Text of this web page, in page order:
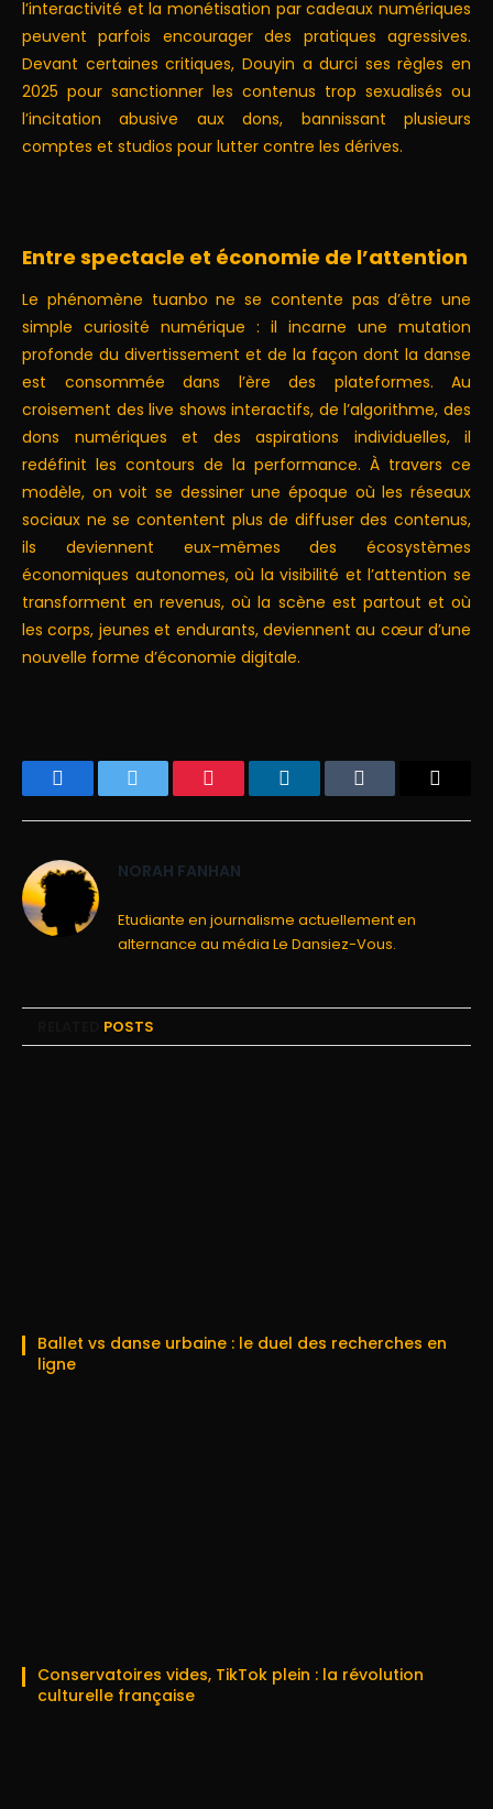
l’interactivité et la monétisation par cadeaux numériques
peuvent parfois encourager des pratiques agressives.
Devant certaines critiques, Douyin a durci ses règles en
2025 pour sanctionner les contenus trop sexualisés ou
l’incitation abusive aux dons, bannissant plusieurs
comptes et studios pour lutter contre les dérives.
Entre spectacle et économie de l’attention
Le phénomène tuanbo ne se contente pas d’être une
simple curiosité numérique : il incarne une mutation
profonde du divertissement et de la façon dont la danse
est consommée dans l’ère des plateformes. Au
croisement des live shows interactifs, de l’algorithme, des
dons numériques et des aspirations individuelles, il
redéfinit les contours de la performance. À travers ce
modèle, on voit se dessiner une époque où les réseaux
sociaux ne se contentent plus de diffuser des contenus,
ils deviennent eux-mêmes des écosystèmes
économiques autonomes, où la visibilité et l’attention se
transforment en revenus, où la scène est partout et où
les corps, jeunes et endurants, deviennent au cœur d’une
nouvelle forme d’économie digitale.
FacebookTwitter Pinterest LinkedInTumblr
NORAH FANHAN
Etudiante en journalisme actuellement en
alternance au média Le Dansiez-Vous.
POSTS
Ballet vs danse urbaine : le duel des recherches en
ligne
Conservatoires vides, TikTok plein : la révolution
culturelle française